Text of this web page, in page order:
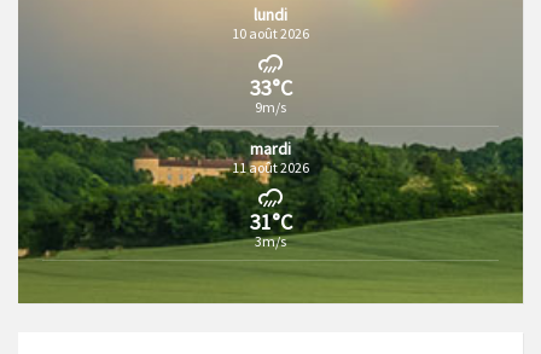
lundi
10 août 2026
33°C
9m/s
mardi
11 août 2026
31°C
3m/s